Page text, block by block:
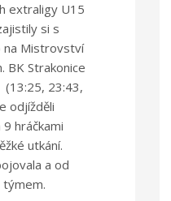
extraligy U15
si s
Mistrovství
BK Strakonice
(13:25, 23:43,
odjížděli
hráčkami
utkání.
a od
týmem.